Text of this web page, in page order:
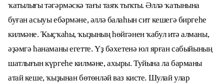
ҡатылығы тәгәрмәскә тағы таяҡ тыҡты. Әллә ҡатынына
буған асыуы ебәрмәне, әллә балаһын сит кешегә биргеһе
килмәне. Ҡыҫҡаһы, ҡыҙының һөйгәнен ҡабул итә алманы,
әҙәмгә һанаманы егетте. Үҙ бәхетенә юл ярған сабыйының
шатлығын күргеһе килмәне, ахыры. Туйына ла барманы
атай кеше, ҡыҙынан бөтөнләй ваз кисте. Шулай улар